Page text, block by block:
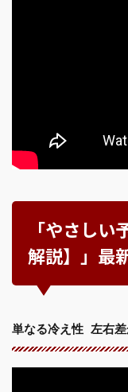
「やさし
解説】」最
単なる冷え性 左右